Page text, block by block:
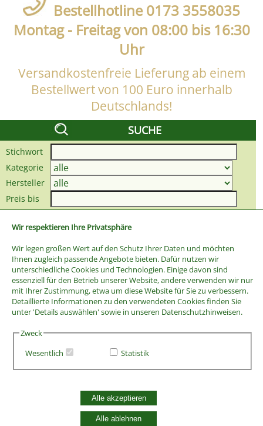
Wir respektieren Ihre Privatsphäre
Wir legen großen Wert auf den Schutz Ihrer Daten und möchten
Ihnen zugleich passende Angebote bieten. Dafür nutzen wir
unterschiedliche Cookies und Technologien. Einige davon sind
essenziell für den Betrieb unserer Website, andere verwenden wir nur
mit Ihrer Zustimmung, etwa um diese Website für Sie zu verbessern.
Detaillierte Informationen zu den verwendeten Cookies finden Sie
unter 'Details auswählen' sowie in unseren Datenschutzhinweisen.
Zweck
Wesentlich
Statistik
Alle akzeptieren
Alle ablehnen
Bestellhotline 0173 3558035
Montag - Freitag von 08:00 bis 16:30
Uhr
Versandkostenfreie Lieferung ab einem
Bestellwert von 100 Euro innerhalb
Deutschlands!
SUCHE
Stichwort
Kategorie
Hersteller
Preis bis
Widerrufsbelehrung
Vertrag widerrufen
Datenschutzerklärung